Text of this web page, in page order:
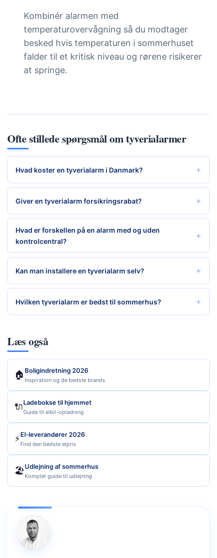
Kombinér alarmen med
temperaturovervågning så du modtager
besked hvis temperaturen i sommerhuset
falder til et kritisk niveau og rørene risikerer
at springe.
Ofte stillede spørgsmål om tyverialarmer
Hvad koster en tyverialarm i Danmark?
Giver en tyverialarm forsikringsrabat?
Hvad er forskellen på en alarm med og uden
kontrolcentral?
Kan man installere en tyverialarm selv?
Hvilken tyverialarm er bedst til sommerhus?
Læs også
🏠 Boligindretning 2026
Inspiration og de bedste brands
🔌Ladebokse til hjemmet
Guide til elbil-opladning
⚡El-leverandører 2026
Find den bedste elpris
🏖️Udlejning af sommerhus
Komplet guide til udlejning